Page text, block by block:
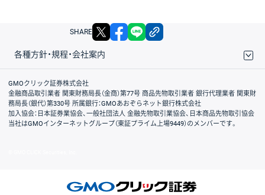
SHARE X facebook
各種方針・規程・会社案内
取引規程・約款
サイトマップ
その他のご案内
個人情報保護方針
最良執行方針
サイトのご利用について
ディスクレイマー
信託保全
リスク説明
会社案内
GMOクリック証券株式会社
金融商品取引業者 関東財務局長（金商）第77号 商品先物取引業者 銀行代理業者 関東財
務局長（銀代）第330号 所属銀行：GMOあおぞらネット銀行株式会社
加入協会：日本証券業協会、一般社団法人 金融先物取引業協会、日本商品先物取引協会
当社はGMOインターネットグループ（東証プライム上場9449）のメンバーです。